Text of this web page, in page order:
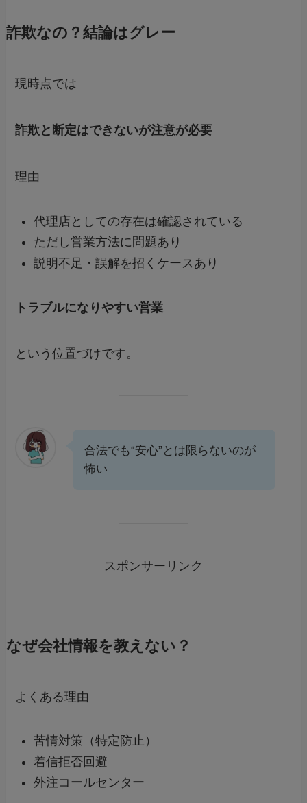
詐欺なの？結論はグレー
現時点では
詐欺と断定はできないが注意が必要
理由
代理店としての存在は確認されている
ただし営業方法に問題あり
説明不足・誤解を招くケースあり
トラブルになりやすい営業
という位置づけです。
合法でも“安心”とは限らないのが
怖い
スポンサーリンク
なぜ会社情報を教えない？
よくある理由
苦情対策（特定防止）
着信拒否回避
外注コールセンター